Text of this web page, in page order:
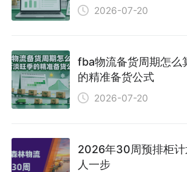
2026-07-20
fba物流备货周期怎么
的精准备货公式
2026-07-20
2026年30周预排柜计
人一步